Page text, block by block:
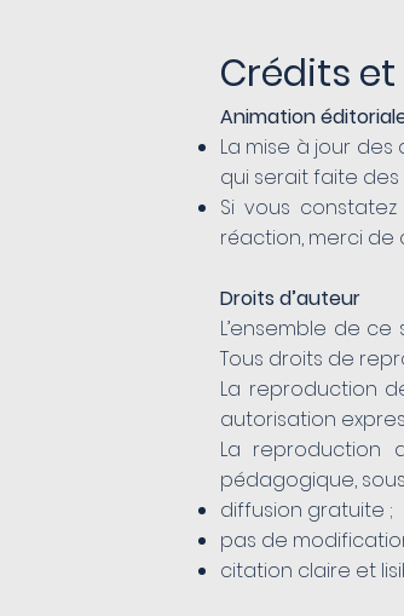
Crédits
Animation
La mise à jour
qui serait faite
Si vous
réaction, merci de
Droits d’auteur
L’ensemble de
Tous droits de
La reproduction
autorisation
La reproduction
pédagogique,
diffusion gratuite ;
pas de
citation claire et